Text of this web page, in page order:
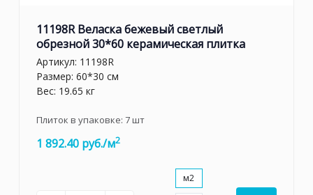
11198R Веласка бежевый светлый
обрезной 30*60 керамическая плитка
Артикул: 11198R
Размер: 60*30 см
Вес: 19.65 кг
Плиток в упаковке: 7шт
1 892.40 руб./м2
м2